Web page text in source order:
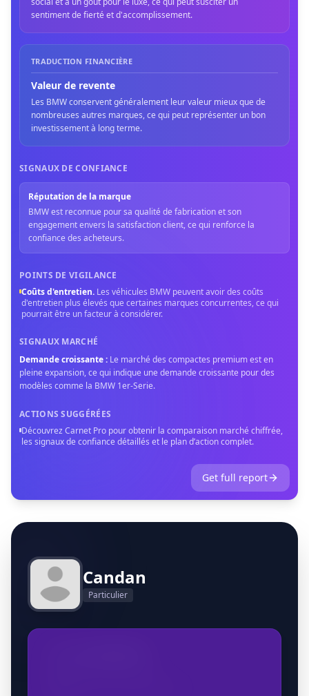
sentiment de fierté et d'accomplissement.
TRADUCTION FINANCIÈRE
Valeur de revente
Les BMW conservent généralement leur valeur mieux que de
nombreuses autres marques, ce qui peut représenter un bon
investissement à long terme.
SIGNAUX DE CONFIANCE
Réputation de la marque
BMW est reconnue pour sa qualité de fabrication et son
engagement envers la satisfaction client, ce qui renforce la
confiance des acheteurs.
POINTS DE VIGILANCE
Coûts d'entretien. Les véhicules BMW peuvent avoir des coûts
d'entretien plus élevés que certaines marques concurrentes, ce qui
pourrait être un facteur à considérer.
SIGNAUX MARCHÉ
Demande croissante: Le marché des compactes premium est en
pleine expansion, ce qui indique une demande croissante pour des
modèles comme la BMW 1er-Serie.
ACTIONS SUGGÉRÉES
Découvrez Carnet Pro pour obtenir la comparaison marché chiffrée,
les signaux de confiance détaillés et le plan d’action complet.
Get full report
Candan
Particulier